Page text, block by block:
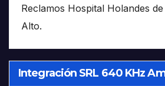
Reclamos Hospital Holandes
Alto.
Integración SRL 640 KHz